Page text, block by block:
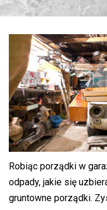
Robiąc porządki w
odpady, jakie się
gruntowne porządki.